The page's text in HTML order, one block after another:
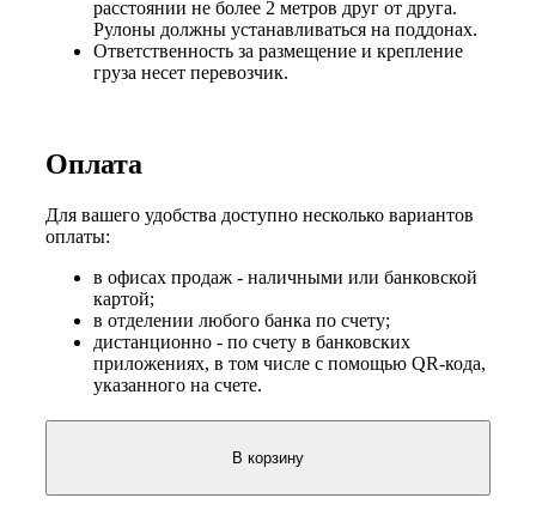
расстоянии не более 2 метров друг от друга.
Рулоны должны устанавливаться на поддонах.
Ответственность за размещение и крепление
груза несет перевозчик.
Оплата
Для вашего удобства доступно несколько вариантов
оплаты:
в офисах продаж - наличными или банковской
картой;
в отделении любого банка по счету;
дистанционно - по счету в банковских
приложениях, в том числе с помощью QR-кода,
указанного на счете.
В корзину